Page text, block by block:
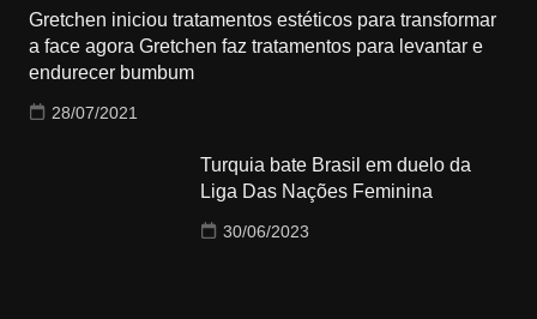
Gretchen iniciou tratamentos estéticos para transformar
a face agora Gretchen faz tratamentos para levantar e
endurecer bumbum
28/07/2021
Turquia bate Brasil em duelo da
Liga Das Nações Feminina
30/06/2023